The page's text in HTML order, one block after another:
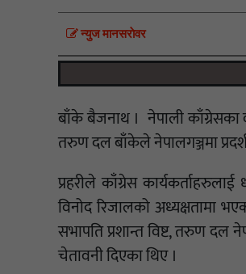
न्युज मानसराेवर
बाँके बैजनाथ । नेपाली काँग्रेसका
तरुण दल बाँकेले नेपालगञ्जमा
प्रहरीले काँग्रेस
विनोद रिजालको अध्यक्षतामा
सभापति प्रशान्त विष्ट, तरुण दल
चेतावनी दिएका थिए ।